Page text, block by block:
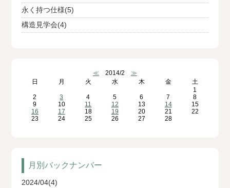
永く持つ仕様(5)
構造見学会(4)
≪2014/2 ≫
日
月 火 水 木 金
土
1
2
3 4 5 6 7
8
9
10 11 12 13 14
15
16
17 18 19 20 21
22
23
24 25 26 27 28
月別バックナンバー
2024/04(4)